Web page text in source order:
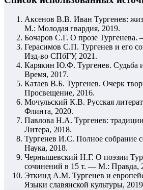
Аксенов В.В. Иван Тургенев:
М.: Молодая гвардия, 2019.
Бочаров С.Г. О прозе
Герасимов С.П. Тургенев и его
Изд-во СПбГУ, 2021.
Карякин Ю.Ф. Тургенев. Судьба
Время, 2017.
Катаев В.Б. Тургенев. Очерк
Просвещение, 2016.
Мочульский К.В. Русская
Флинта, 2020.
Павлова Н.А. Тургенев:
Литера, 2018.
Тургенев И.С. Полное собрание
Наука, 2018.
Чернышевский Н.Г. О поэзии
сочинений в 15 т. — М.: Правда,
Эткинд А.М. Тургенев и
Языки славянской культуры,